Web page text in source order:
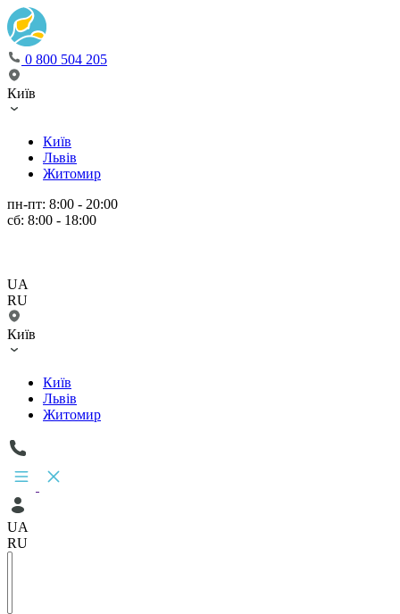
0 800 504 205
Київ
Київ
Львів
Житомир
пн-пт: 8:00 - 20:00
сб: 8:00 - 18:00
UA
RU
Київ
Київ
Львів
Житомир
UA
RU